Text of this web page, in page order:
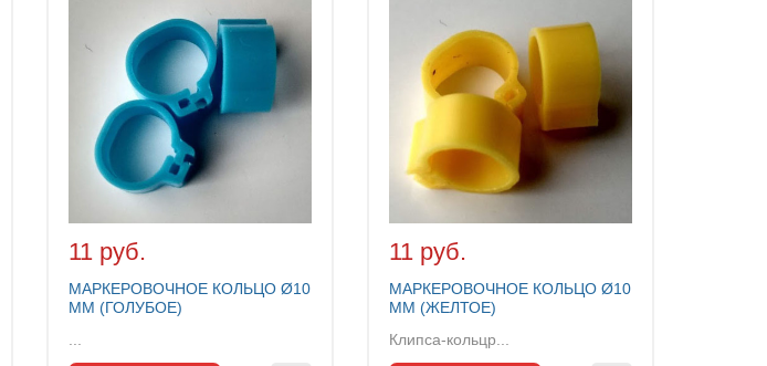
11 руб.
МАРКЕРОВОЧНОЕ КОЛЬЦО Ø10
ММ (ГОЛУБОЕ)
11 руб.
МАРКЕРОВОЧНОЕ КОЛЬЦО Ø10
ММ (ЖЕЛТОЕ)
Клипса-кольцр...